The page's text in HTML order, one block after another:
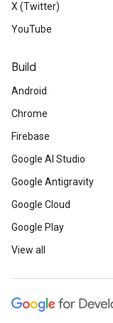
X (Twitter)
YouTube
Build
Android
Chrome
Firebase
Google AI Studio
Google Antigravity
Google Cloud
Google Play
View all